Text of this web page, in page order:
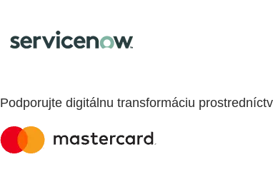
Podporujte digitálnu transformáciu